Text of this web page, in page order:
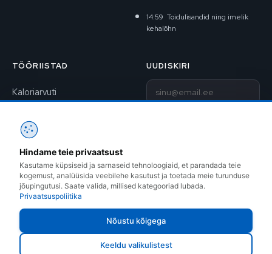
14:59 Toidulisandid ning imelik
kehalõhn
TÖÖRIISTAD
Kaloriarvuti
1RM kalkulaator
Treeningkavad
UUDISKIRI
E-post
Instagram
Hindame teie privaatsust
Kasutame küpsiseid ja sarnaseid tehnoloogiaid, et parandada teie
kogemust, analüüsida veebilehe kasutust ja toetada meie turunduse
jõupingutusi. Saate valida, millised kategooriad lubada.
Privaatsuspoliitika
Nõustu kõigega
Keeldu valikulistest